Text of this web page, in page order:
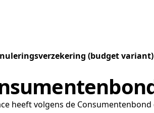
(budget
heeft volgens de